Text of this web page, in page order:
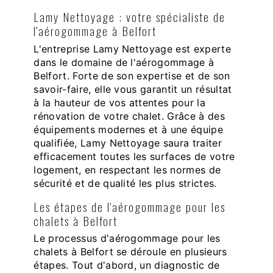
Lamy Nettoyage : votre spécialiste de
l'aérogommage à Belfort
L'entreprise Lamy Nettoyage est experte
dans le domaine de l'aérogommage à
Belfort. Forte de son expertise et de son
savoir-faire, elle vous garantit un résultat
à la hauteur de vos attentes pour la
rénovation de votre chalet. Grâce à des
équipements modernes et à une équipe
qualifiée, Lamy Nettoyage saura traiter
efficacement toutes les surfaces de votre
logement, en respectant les normes de
sécurité et de qualité les plus strictes.
Les étapes de l'aérogommage pour les
chalets à Belfort
Le processus d'aérogommage pour les
chalets à Belfort se déroule en plusieurs
étapes. Tout d'abord, un diagnostic de